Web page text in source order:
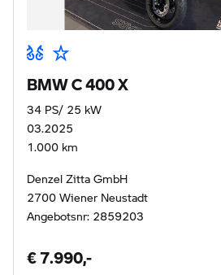
BMW C 400 X
34 PS/ 25 kW
03.2025
1.000 km
Denzel Zitta GmbH
2700 Wiener Neustadt
Angebotsnr: 2859203
€ 7.990,-